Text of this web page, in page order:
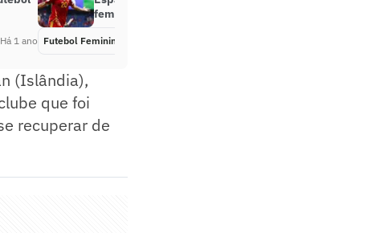
Há 1 ano
feminina; veja quem avançou
Futebol Feminino
(Islândia),
que foi
recuperar de